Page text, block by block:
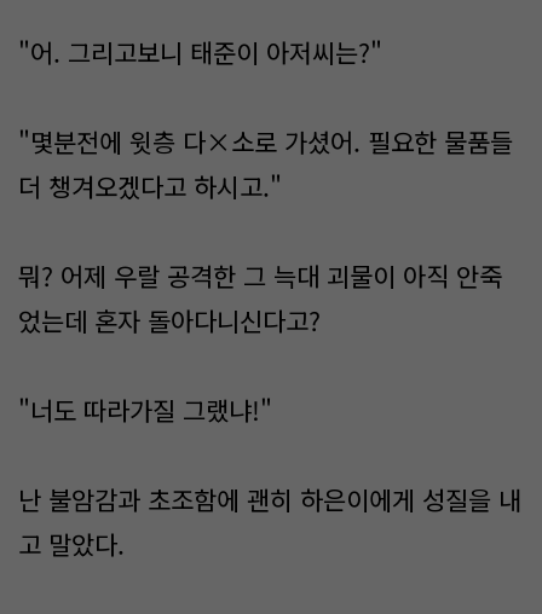
"어. 그리고보니 태준이 아저씨는?"
"몇분전에 윗층 다×소로 가셨어. 필요한 물품들
더 챙겨오겠다고 하시고."
뭐? 어제 우랄 공격한 그 늑대 괴물이 아직 안죽
었는데 혼자 돌아다니신다고?
"너도 따라가질 그랬냐!"
난 불암감과 초조함에 괜히 하은이에게 성질을 내
고 말았다.